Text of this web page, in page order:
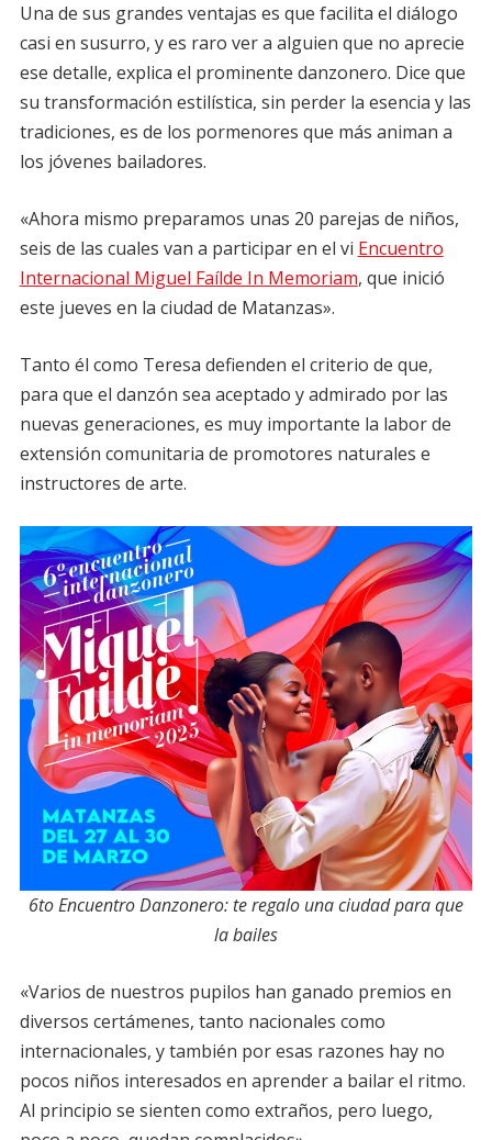
Una de sus grandes ventajas es que facilita el diálogo
casi en susurro, y es raro ver a alguien que no aprecie
ese detalle, explica el prominente danzonero. Dice que
su transformación estilística, sin perder la esencia y las
tradiciones, es de los pormenores que más animan a
los jóvenes bailadores.
«Ahora mismo preparamos unas 20 parejas de niños,
seis de las cuales van a participar en el vi Encuentro
Internacional Miguel Faílde In Memoriam, que inició
este jueves en la ciudad de Matanzas».
Tanto él como Teresa defienden el criterio de que,
para que el danzón sea aceptado y admirado por las
nuevas generaciones, es muy importante la labor de
extensión comunitaria de promotores naturales e
instructores de arte.
6to Encuentro Danzonero: te regalo una ciudad para que
la bailes
«Varios de nuestros pupilos han ganado premios en
diversos certámenes, tanto nacionales como
internacionales, y también por esas razones hay no
pocos niños interesados en aprender a bailar el ritmo.
Al principio se sienten como extraños, pero luego,